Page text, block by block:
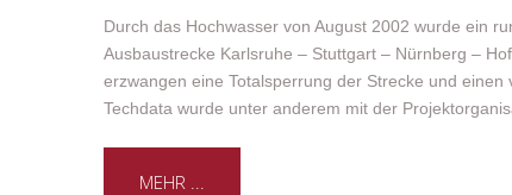
Durch das Hochwasser von August 2002 wurde ein
Ausbaustrecke Karlsruhe – Stuttgart – Nürnberg –
erzwangen eine Totalsperrung der Strecke und
Techdata wurde unter anderem mit der
MEHR ...